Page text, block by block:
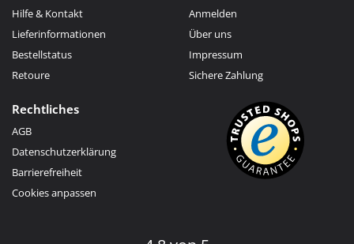
Hilfe & Kontakt
Lieferinformationen
Bestellstatus
Retoure
Anmelden
Über uns
Impressum
Sichere Zahlung
Rechtliches
AGB
Datenschutzerklärung
Barrierefreiheit
Cookies anpassen